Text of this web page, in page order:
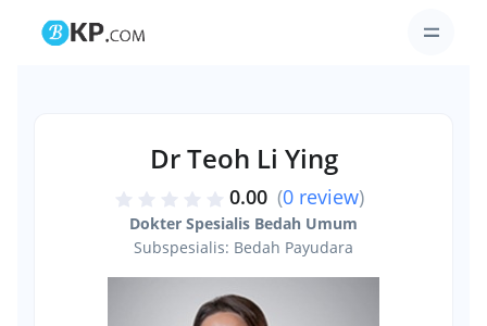
Dr Teoh Li Ying
0.00 (0 review)
Dokter Spesialis Bedah Umum
Subspesialis: Bedah Payudara